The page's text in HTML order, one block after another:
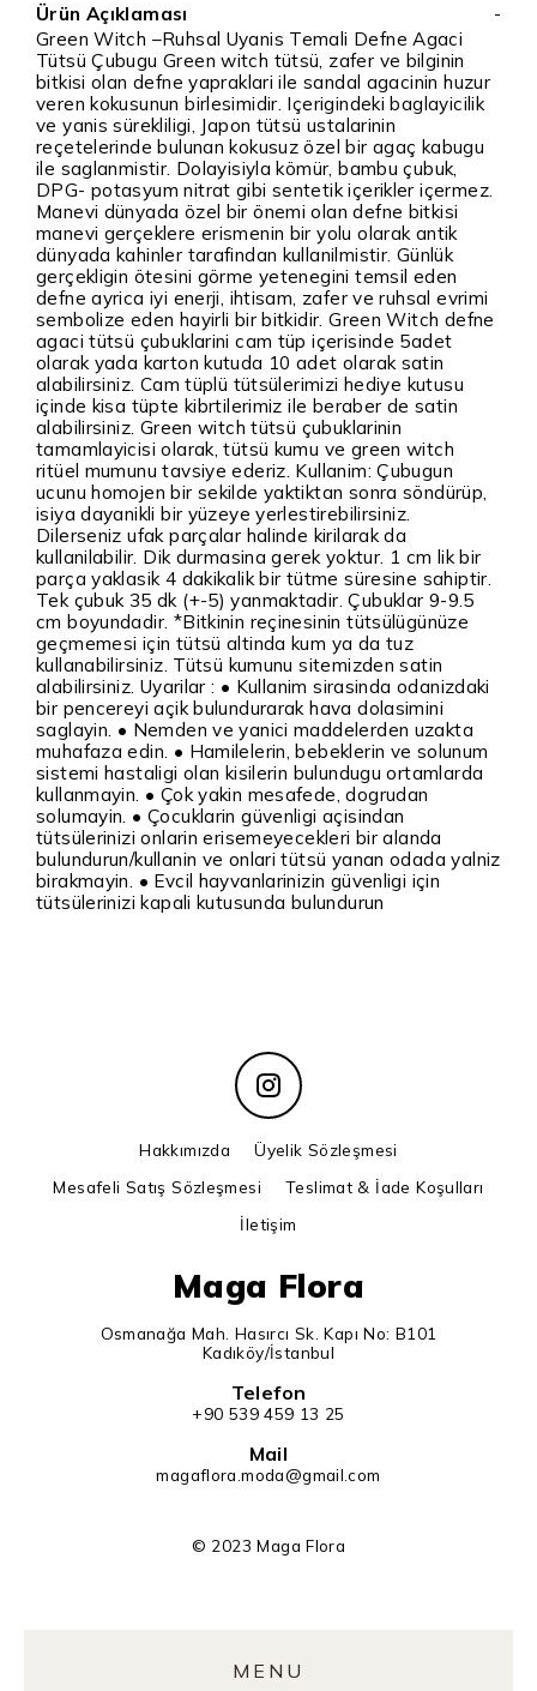
MENU
Ürün Açıklaması
-
Green Witch –Ruhsal Uyanis Temali Defne Agaci
Tütsü Çubugu Green witch tütsü, zafer ve bilginin
bitkisi olan defne yapraklari ile sandal agacinin huzur
veren kokusunun birlesimidir. Içerigindeki baglayicilik
ve yanis sürekliligi, Japon tütsü ustalarinin
reçetelerinde bulunan kokusuz özel bir agaç kabugu
ile saglanmistir. Dolayisiyla kömür, bambu çubuk,
DPG- potasyum nitrat gibi sentetik içerikler içermez.
Manevi dünyada özel bir önemi olan defne bitkisi
manevi gerçeklere erismenin bir yolu olarak antik
dünyada kahinler tarafindan kullanilmistir. Günlük
gerçekligin ötesini görme yetenegini temsil eden
defne ayrica iyi enerji, ihtisam, zafer ve ruhsal evrimi
sembolize eden hayirli bir bitkidir. Green Witch defne
agaci tütsü çubuklarini cam tüp içerisinde 5adet
olarak yada karton kutuda 10 adet olarak satin
alabilirsiniz. Cam tüplü tütsülerimizi hediye kutusu
içinde kisa tüpte kibrtilerimiz ile beraber de satin
alabilirsiniz. Green witch tütsü çubuklarinin
tamamlayicisi olarak, tütsü kumu ve green witch
ritüel mumunu tavsiye ederiz. Kullanim: Çubugun
ucunu homojen bir sekilde yaktiktan sonra söndürüp,
isiya dayanikli bir yüzeye yerlestirebilirsiniz.
Dilerseniz ufak parçalar halinde kirilarak da
kullanilabilir. Dik durmasina gerek yoktur. 1 cm lik bir
parça yaklasik 4 dakikalik bir tütme süresine sahiptir.
Tek çubuk 35 dk (+-5) yanmaktadir. Çubuklar 9-9.5
cm boyundadir. *Bitkinin reçinesinin tütsülügünüze
geçmemesi için tütsü altinda kum ya da tuz
kullanabilirsiniz. Tütsü kumunu sitemizden satin
alabilirsiniz. Uyarilar : • Kullanim sirasinda odanizdaki
bir pencereyi açik bulundurarak hava dolasimini
saglayin. • Nemden ve yanici maddelerden uzakta
muhafaza edin. • Hamilelerin, bebeklerin ve solunum
sistemi hastaligi olan kisilerin bulundugu ortamlarda
kullanmayin. • Çok yakin mesafede, dogrudan
solumayin. • Çocuklarin güvenligi açisindan
tütsülerinizi onlarin erisemeyecekleri bir alanda
bulundurun/kullanin ve onlari tütsü yanan odada yalniz
birakmayin. • Evcil hayvanlarinizin güvenligi için
tütsülerinizi kapali kutusunda bulundurun
Hakkımızda
Üyelik Sözleşmesi
Mesafeli Satış Sözleşmesi
Teslimat & İade Koşulları
İletişim
Maga Flora
Osmanağa Mah. Hasırcı Sk. Kapı No: B101
Kadıköy/İstanbul
Telefon
+90 539 459 13 25
Mail
magaflora.moda@gmail.com
© 2023 Maga Flora